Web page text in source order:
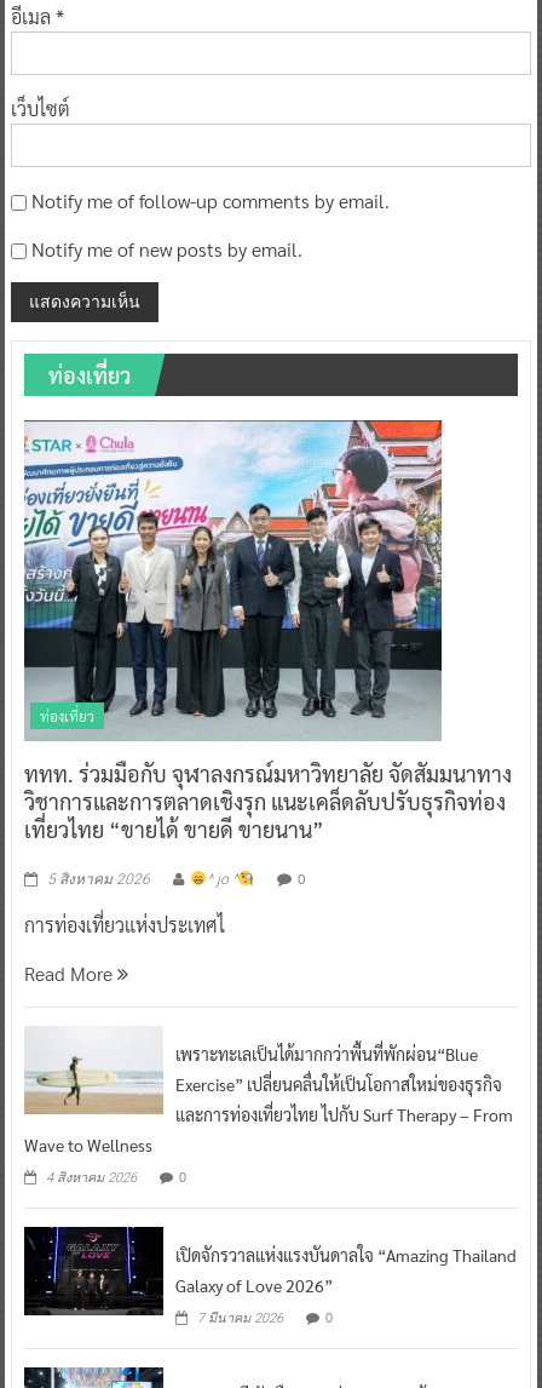
อีเมล *
เว็บไซต์
Notify me of follow-up comments by email.
Notify me of new posts by email.
ท่องเที่ยว
ท่องเที่ยว
ททท. ร่วมมือกับ จุฬาลงกรณ์มหาวิทยาลัย จัดสัมมนาทาง
วิชาการและการตลาดเชิงรุก แนะเคล็ดลับปรับธุรกิจท่อง
เที่ยวไทย “ขายได้ ขายดี ขายนาน”
5 สิงหาคม 2026 ^ jo ^ 0
การท่องเที่ยวแห่งประเทศไ
Read More
เพราะทะเลเป็นได้มากกว่าพื้นที่พักผ่อน“Blue
Exercise” เปลี่ยนคลื่นให้เป็นโอกาสใหม่ของธุรกิจ
และการท่องเที่ยวไทย ไปกับ Surf Therapy – From
Wave to Wellness
4 สิงหาคม 2026 0
เปิดจักรวาลแห่งแรงบันดาลใจ “Amazing Thailand
Galaxy of Love 2026”
7 มีนาคม 2026 0